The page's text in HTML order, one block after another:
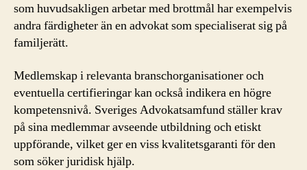
som huvudsakligen arbetar med brottmål har exempelvis
andra färdigheter än en advokat som specialiserat sig på
familjerätt.
Medlemskap i relevanta branschorganisationer och
eventuella certifieringar kan också indikera en högre
kompetensnivå. Sveriges Advokatsamfund ställer krav
på sina medlemmar avseende utbildning och etiskt
uppförande, vilket ger en viss kvalitetsgaranti för den
som söker juridisk hjälp.